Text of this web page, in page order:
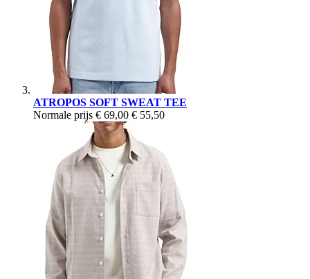
ATROPOS SOFT SWEAT TEE
Normale prijs € 69,00 € 55,50